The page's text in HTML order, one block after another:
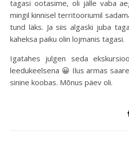
tagasi ootasime, oli jälle vaba
mingil kinnisel territooriumil
tund läks. Ja siis algaski juba
kaheksa paiku olin lojmanis tagasi.
Igatahes julgen seda
leedukeelsena 😀 Ilus armas
sinine koobas. Mõnus päev oli.